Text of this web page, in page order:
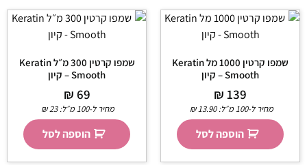
שמפו קרטין 1000 מל Keratin
Smooth – קיון
₪139
מחיר ל-100 מ״ל: ₪13.90
הוספה לסל
שמפו קרטין 300 מ״ל Keratin
Smooth – קיון
₪69
מחיר ל-100 מ״ל: ₪23
הוספה לסל